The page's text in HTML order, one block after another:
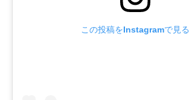
この投稿をInstagramで見る